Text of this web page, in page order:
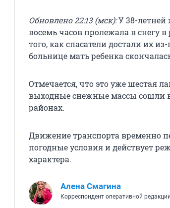
Обновлено 22:13 (мск):У 38-
восемь часов пролежала в снегу
того, как спасатели достали их
больнице мать ребенка
Отмечается, что это уже шестая
выходные снежные массы сошли
районах.
Движение транспорта временно
погодные условия и действует
характера.
Алена Смагина
Корреспондент оперативной редакции